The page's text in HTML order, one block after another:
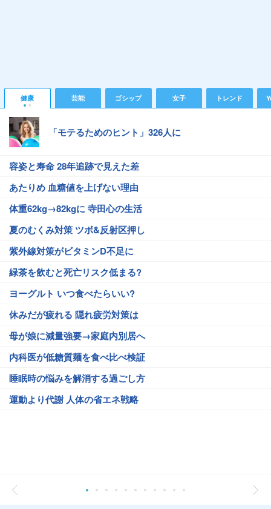
健康 芸能 ゴシップ 女子 トレンド
「モテるためのヒント」326人に
容姿と寿命 28年追跡で見えた差
あたりめ 血糖値を上げない理由
体重62kg→82kgに 寺田心の生活
夏のむくみ対策 ツボ&反射区押し
紫外線対策がビタミンD不足に
緑茶を飲むと死亡リスク低まる?
ヨーグルト いつ食べたらいい?
休みだが疲れる 隠れ疲労対策は
母が娘に減量強要→家庭内別居へ
内科医が低糖質麺を食べ比べ検証
睡眠時の悩みを解消する過ごし方
運動より代謝 人体の省エネ戦略